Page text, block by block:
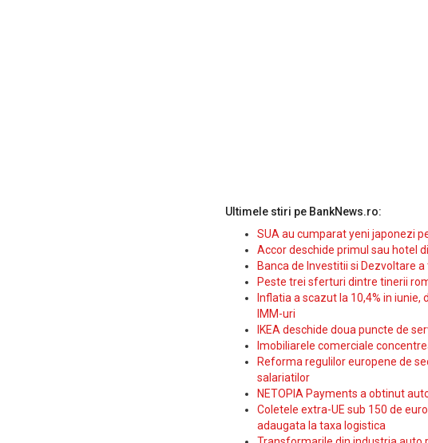
Ultimele stiri pe BankNews.ro:
SUA au cumparat yeni japonezi
Accor deschide primul sau hotel
Banca de Investitii si Dezvoltare
Peste trei sferturi dintre tinerii
Inflatia a scazut la 10,4% in
IMM-uri
IKEA deschide doua puncte de
Imobiliarele comerciale
Reforma regulilor europene de
salariatilor
NETOPIA Payments a obtinut
Coletele extra-UE sub 150 de
adaugata la taxa logistica